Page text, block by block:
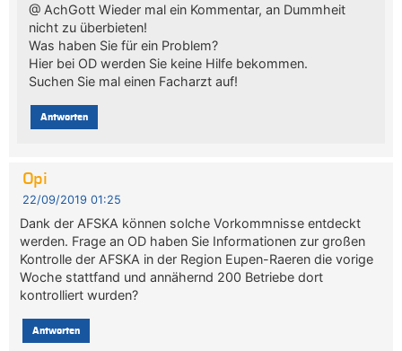
@ AchGott Wieder mal ein Kommentar, an Dummheit
nicht zu überbieten!
Was haben Sie für ein Problem?
Hier bei OD werden Sie keine Hilfe bekommen.
Suchen Sie mal einen Facharzt auf!
Antworten
Opi
22/09/2019 01:25
Dank der AFSKA können solche Vorkommnisse entdeckt
werden. Frage an OD haben Sie Informationen zur großen
Kontrolle der AFSKA in der Region Eupen-Raeren die vorige
Woche stattfand und annähernd 200 Betriebe dort
kontrolliert wurden?
Antworten